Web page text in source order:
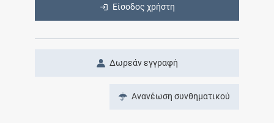
Είσοδος χρήστη
Δωρεάν εγγραφή
Ανανέωση συνθηματικού